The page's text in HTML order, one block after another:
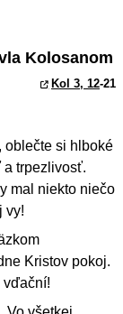
Kolosanom
Kol 3, 12-21
oblečte si hlboké
a trpezlivosť.
mal niekto niečo
vy!
Kristov pokoj.
vďační!